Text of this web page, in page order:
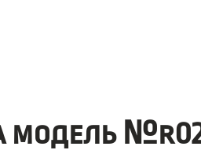
модель